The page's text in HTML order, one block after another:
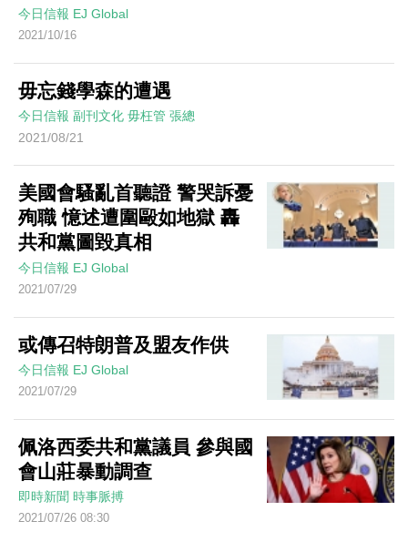
今日信報 EJ Global
2021/10/16
毋忘錢學森的遭遇
今日信報 副刊文化 毋枉管 張總
2021/08/21
美國會騷亂首聽證 警哭訴憂
殉職 憶述遭圍毆如地獄 轟
共和黨圖毀真相
今日信報 EJ Global
2021/07/29
或傳召特朗普及盟友作供
今日信報 EJ Global
2021/07/29
佩洛西委共和黨議員 參與國
會山莊暴動調查
即時新聞 時事脈搏
2021/07/26 08:30